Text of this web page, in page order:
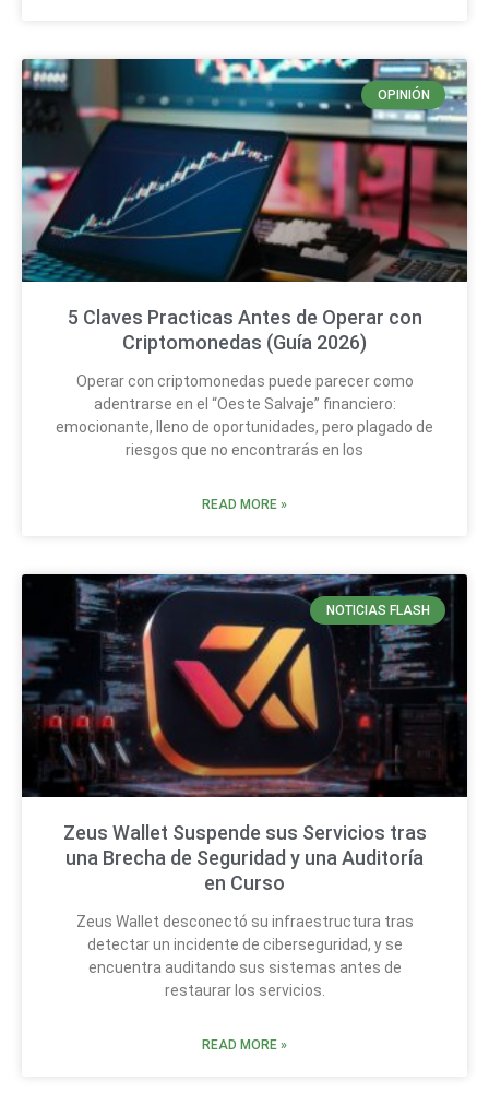
OPINIÓN
5 Claves Practicas Antes de Operar con
Criptomonedas (Guía 2026)
Operar con criptomonedas puede parecer como
adentrarse en el “Oeste Salvaje” financiero:
emocionante, lleno de oportunidades, pero plagado de
riesgos que no encontrarás en los
READ MORE »
NOTICIAS FLASH
Zeus Wallet Suspende sus Servicios tras
una Brecha de Seguridad y una Auditoría
en Curso
Zeus Wallet desconectó su infraestructura tras
detectar un incidente de ciberseguridad, y se
encuentra auditando sus sistemas antes de
restaurar los servicios.
READ MORE »